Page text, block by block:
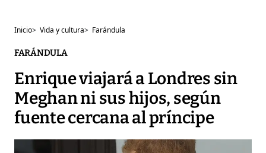
Inicio> Vida y cultura> Farándula
FARÁNDULA
Enrique viajará a Londres sin
Meghan ni sus hijos, según
fuente cercana al príncipe